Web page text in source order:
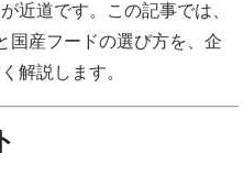
近道です。この記事では、
国産フードの選び方を、企
解説します。